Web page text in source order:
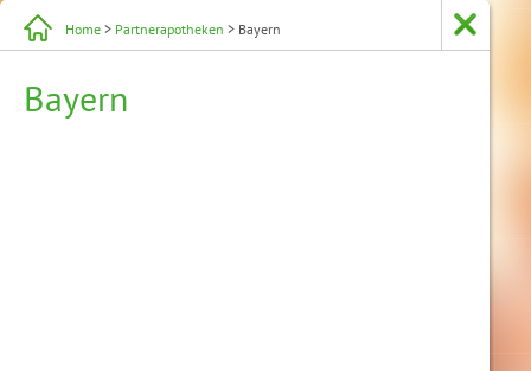
Home > Partnerapotheken > Bayern
Bayern